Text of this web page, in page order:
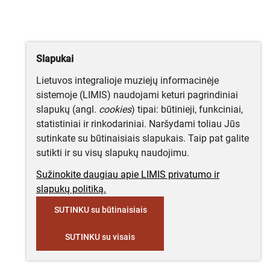
Slapukai
Lietuvos integralioje muziejų informacinėje
sistemoje (LIMIS) naudojami keturi pagrindiniai
slapukų (angl. cookies) tipai: būtinieji, funkciniai,
statistiniai ir rinkodariniai. Naršydami toliau Jūs
sutinkate su būtinaisiais slapukais. Taip pat galite
sutikti ir su visų slapukų naudojimu.
Sužinokite daugiau apie LIMIS privatumo ir
slapukų politiką.
SUTINKU su būtinaisiais
SUTINKU su visais